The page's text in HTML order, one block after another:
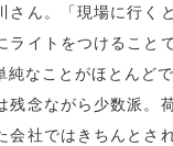
さん。「現場に行く
ライトをつけること
なことがほとんど
念ながら少数派。
会社ではきちんとさ